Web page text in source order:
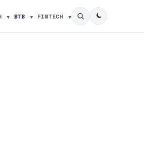
BTB FINTECH